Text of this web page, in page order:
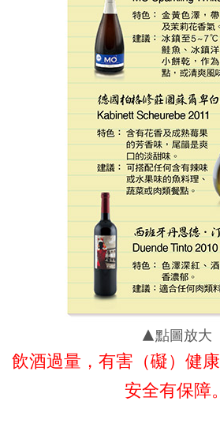
▲點圖放大
飲酒過量，有害（礙）健
安全有保障。